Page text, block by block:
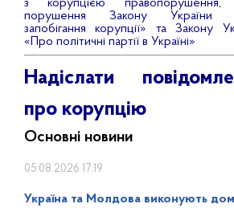
з корупцією правопорушення,
порушення Закону України
запобігання корупції» та Закону
«Про політичні партії в Україні»
Надіслати
про корупцію
Основні новини
05.08.2026 17:19
Україна та Молдова виконують